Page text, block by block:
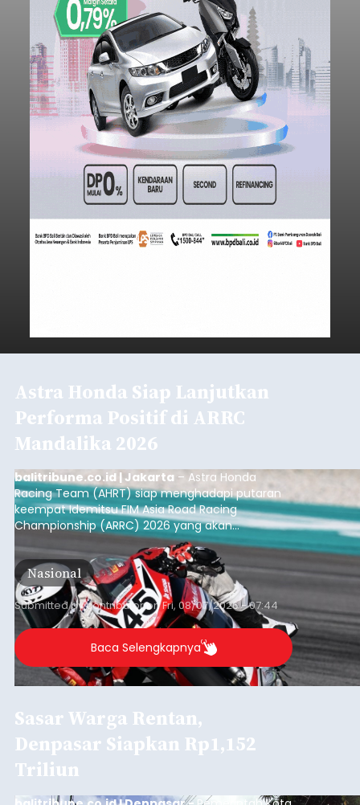
Astra Honda Siap Lanjutkan
Performa Positif di ARRC
Mandalika 2026
balitribune.co.id | Jakarta – Astra Honda
Racing Team (AHRT) siap menghadapi putaran
keempat Idemitsu FIM Asia Road Racing
Championship (ARRC) 2026 yang akan
berlangsung di Pertamina Mandalika
International Circuit, Lombok, Nusa Tenggara
Barat, pada 7–9 Agustus 2026.
Nasional
Submitted bycontributoronFri, 08/07/2026 - 07:44
Baca Selengkapnya
Sasar Warga Rentan,
Denpasar Siapkan Rp1,152
Triliun